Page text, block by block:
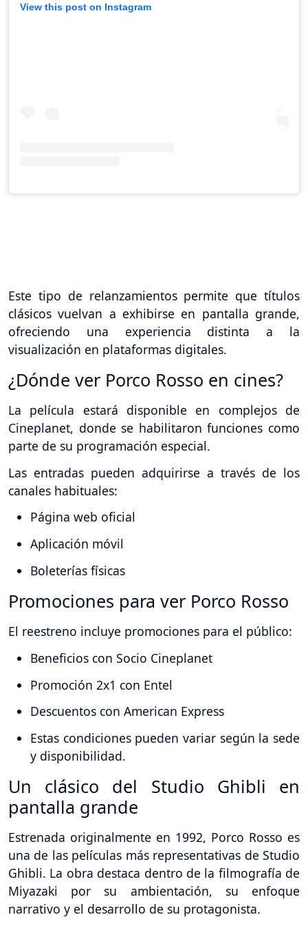
View this post on Instagram
Este tipo de relanzamientos permite que títulos
clásicos vuelvan a exhibirse en pantalla grande,
ofreciendo una experiencia distinta a la
visualización en plataformas digitales.
¿Dónde ver Porco Rosso en cines?
La película estará disponible en complejos de
Cineplanet, donde se habilitaron funciones como
parte de su programación especial.
Las entradas pueden adquirirse a través de los
canales habituales:
Página web oficial
Aplicación móvil
Boleterías físicas
Promociones para ver Porco Rosso
El reestreno incluye promociones para el público:
Beneficios con Socio Cineplanet
Promoción 2x1 con Entel
Descuentos con American Express
Estas condiciones pueden variar según la sede
y disponibilidad.
Un clásico del Studio Ghibli en
pantalla grande
Estrenada originalmente en 1992, Porco Rosso es
una de las películas más representativas de Studio
Ghibli. La obra destaca dentro de la filmografía de
Miyazaki por su ambientación, su enfoque
narrativo y el desarrollo de su protagonista.